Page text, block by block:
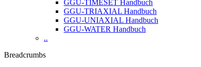
GGU-TIMESET Handbuch
GGU-TRIAXIAL Handbuch
GGU-UNIAXIAL Handbuch
GGU-WATER Handbuch
..
Breadcrumbs